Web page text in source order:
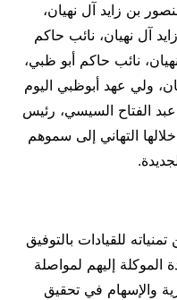
بن زايد آل نهيان،
آل نهيان، نائب حاكم
نائب حاكم أبو ظبي،
ولي عهد أبوظبي اليوم
عبد الفتاح السيسي، رئيس
التهاني إلى سموهم
للقيادات بالتوفيق
الموكلة إليهم لمواصلة
والإسهام في تحقيق